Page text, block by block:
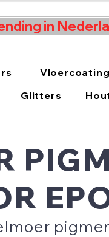
in
Vloercoating
Glitters